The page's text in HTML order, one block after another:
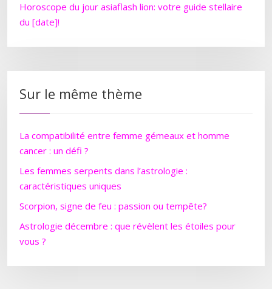
Horoscope du jour asiaflash lion: votre guide stellaire
du [date]!
Sur le même thème
La compatibilité entre femme gémeaux et homme
cancer : un défi ?
Les femmes serpents dans l’astrologie :
caractéristiques uniques
Scorpion, signe de feu : passion ou tempête?
Astrologie décembre : que révèlent les étoiles pour
vous ?